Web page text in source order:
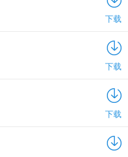
下载
下载
下载